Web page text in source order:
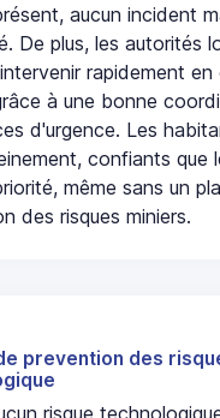
aucun incident
De plus, les autorités
rapidement en
à une bonne
d'urgence. Les
confiants que
même sans un
des risques miniers.
prevention des
risque